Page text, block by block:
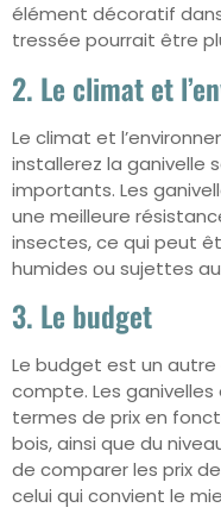
élément décoratif
tressée pourrait être
2. Le climat et
Le climat et
installerez la ganivelle
importants. Les
une meilleure
insectes, ce qui peut
humides ou sujettes
3. Le budget
Le budget est un
compte. Les
termes de prix en
bois, ainsi que du
de comparer les prix
celui qui convient le